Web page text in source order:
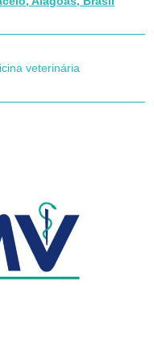
veterinária